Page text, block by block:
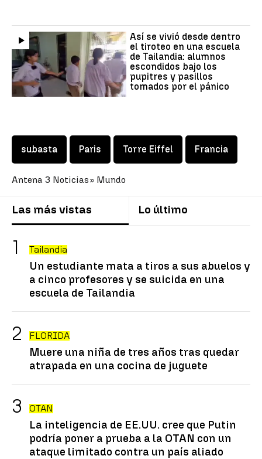
Así se vivió desde dentro
el tiroteo en una escuela
de Tailandia: alumnos
escondidos bajo los
pupitres y pasillos
tomados por el pánico
subasta Paris Torre Eiffel Francia
Antena 3 Noticias» Mundo
Las más vistas Lo último
Tailandia
Un estudiante mata a tiros a sus abuelos y
a cinco profesores y se suicida en una
escuela de Tailandia
FLORIDA
Muere una niña de tres años tras quedar
atrapada en una cocina de juguete
OTAN
La inteligencia de EE.UU. cree que Putin
podría poner a prueba a la OTAN con un
ataque limitado contra un país aliado